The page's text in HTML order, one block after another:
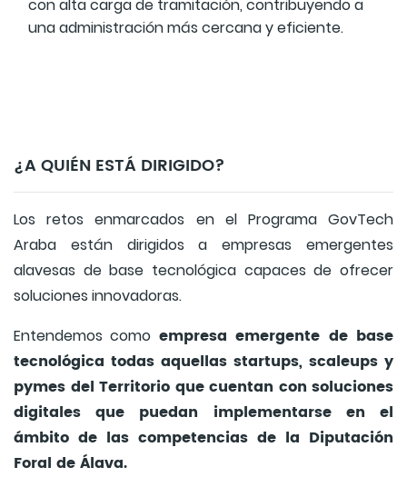
con alta carga de tramitación, contribuyendo a
una administración más cercana y eficiente.
¿A QUIÉN ESTÁ DIRIGIDO?
Los retos enmarcados en el Programa GovTech
Araba están dirigidos a empresas emergentes
alavesas de base tecnológica capaces de ofrecer
soluciones innovadoras.
Entendemos como empresa emergente de base
tecnológica todas aquellas startups, scaleups y
pymes del Territorio que cuentan con soluciones
digitales que puedan implementarse en el
ámbito de las competencias de la Diputación
Foral de Álava.